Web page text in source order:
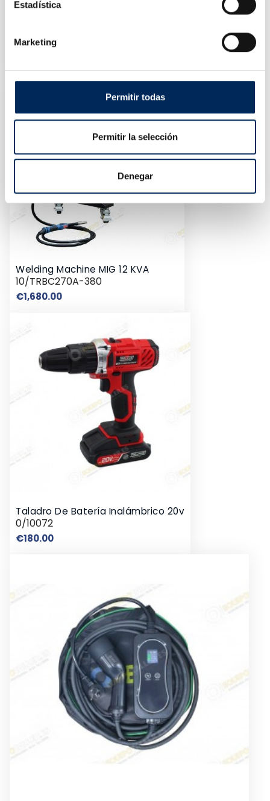
Estadística
Marketing
Permitir todas
Permitir la selección
Denegar
0/39-BBL12-800-
Welding Machine MIG 12 KVA
10/TRBC270A-380
€1,680.00Price
Taladro De Batería Inalámbrico 20v
0/10072
€180.00Price